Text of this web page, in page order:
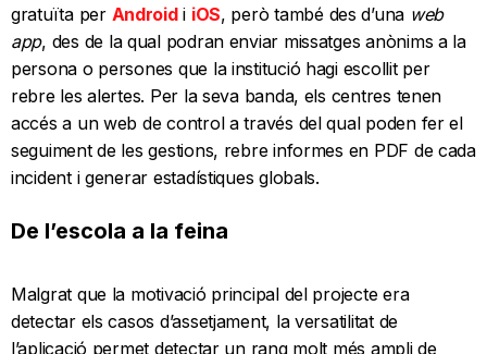
gratuïta per Androidi iOS, però també des d’una web
app, des de la qual podran enviar missatges anònims a la
persona o persones que la institució hagi escollit per
rebre les alertes. Per la seva banda, els centres tenen
accés a un web de control a través del qual poden fer el
seguiment de les gestions, rebre informes en PDF de cada
incident i generar estadístiques globals.
De l’escola a la feina
Malgrat que la motivació principal del projecte era
detectar els casos d’assetjament, la versatilitat de
l’aplicació permet detectar un rang molt més ampli de